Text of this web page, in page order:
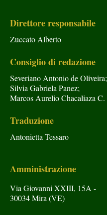
Direttore responsabile
Zuccato Alberto
Consiglio di redazione
Severiano Antonio de Oliveira;
Silvia Gabriela Panez;
Marcos Aurelio Chacaliaza C.
Traduzione
Antonietta Tessaro
Amministrazione
Via Giovanni XXIII, 15A -
30034 Mira (VE)